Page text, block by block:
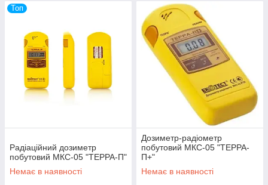
Топ
Радіаційний дозиметр
побутовий МКС-05 "ТЕРРА-П"
Немає в наявності
Дозиметр-радіометр
побутовий МКС-05 "ТЕРРА-
П+"
Немає в наявності